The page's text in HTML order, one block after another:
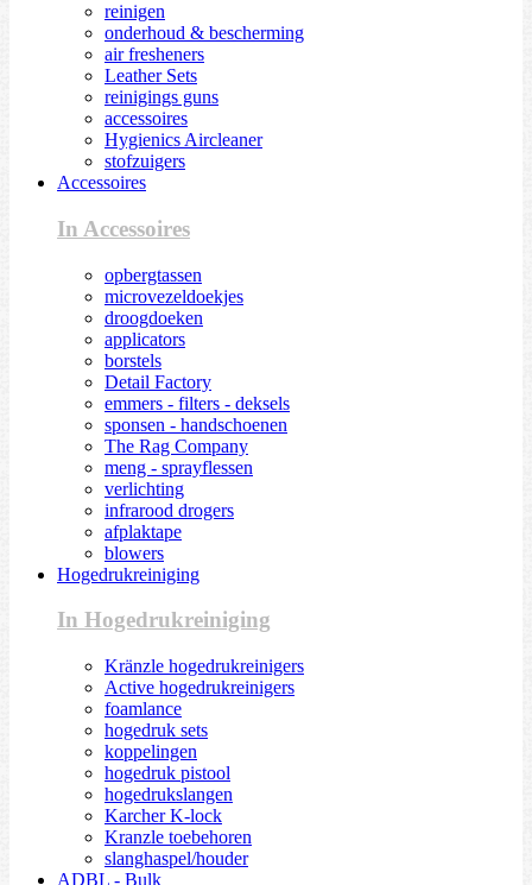
reinigen
onderhoud & bescherming
air fresheners
Leather Sets
reinigings guns
accessoires
Hygienics Aircleaner
stofzuigers
Accessoires
In Accessoires
opbergtassen
microvezeldoekjes
droogdoeken
applicators
borstels
Detail Factory
emmers - filters - deksels
sponsen - handschoenen
The Rag Company
meng - sprayflessen
verlichting
infrarood drogers
afplaktape
blowers
Hogedrukreiniging
In Hogedrukreiniging
Kränzle hogedrukreinigers
Active hogedrukreinigers
foamlance
hogedruk sets
koppelingen
hogedruk pistool
hogedrukslangen
Karcher K-lock
Kranzle toebehoren
slanghaspel/houder
ADBL - Bulk